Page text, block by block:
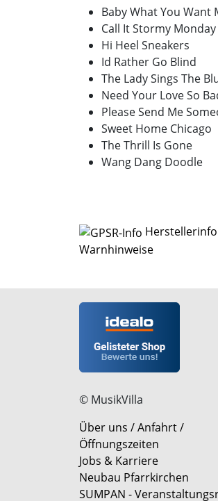
Baby What You Want
Call It Stormy Monday
Hi Heel Sneakers
Id Rather Go Blind
The Lady Sings The
Need Your Love So
Please Send Me
Sweet Home Chicago
The Thrill Is Gone
Wang Dang Doodle
Warnhinweise
© MusikVilla
Über uns / Anfahrt /
Öffnungszeiten
Jobs & Karriere
Neubau Pfarrkirchen
SUMPAN -